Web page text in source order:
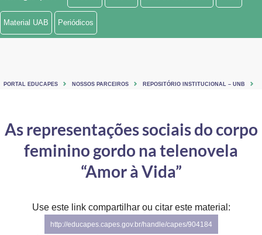
Ministério de Minas e Energia
Controladoria-Geral da União
Ministério da Mulher, da Família e dos Direitos Humanos
Secretaria de Governo
Material UAB Periódicos
PORTAL EDUCAPES NOSSOS PARCEIROS REPOSITÓRIO INSTITUCIONAL – UNB
As representações sociais do corpo
feminino gordo na telenovela
“Amor à Vida”
Use este link compartilhar ou citar este material:
http://educapes.capes.gov.br/handle/capes/904184